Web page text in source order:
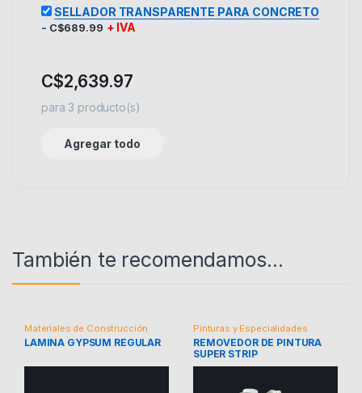
SELLADOR TRANSPARENTE PARA CONCRETO
- C$689.99 + IVA
C$2,639.97
para 3 producto(s)
Agregar todo
También te recomendamos…
Materiales de Construcción
LAMINA GYPSUM REGULAR
Pinturas y Especialidades
REMOVEDOR DE PINTURA
SUPER STRIP